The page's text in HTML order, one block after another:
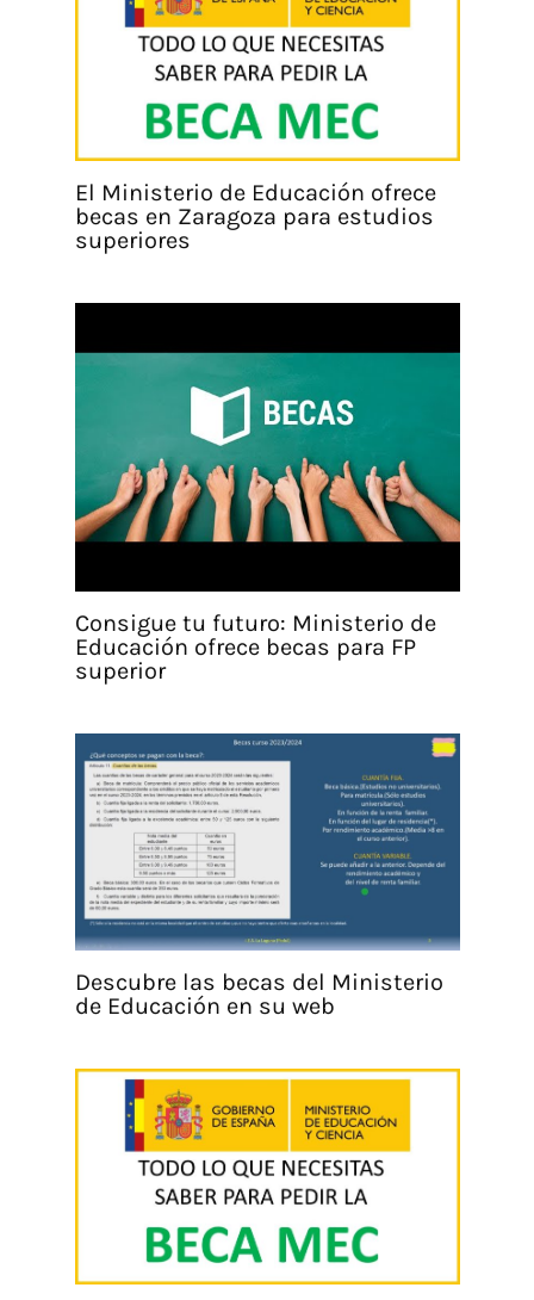
El Ministerio de Educación ofrece
becas en Zaragoza para estudios
superiores
Consigue tu futuro: Ministerio de
Educación ofrece becas para FP
superior
Descubre las becas del Ministerio
de Educación en su web